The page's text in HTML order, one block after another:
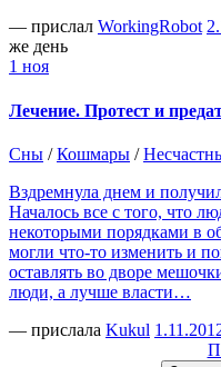
— прислал WorkingRobot
же день
1 ноя
Лечение. Протест и
Сны /Кошмары /
Вздремнула днем и
Началось все с того, что
некоторыми порядками в
могли что-то изменить и
оставлять во дворе
люди, а лучше власти…
— прислала Kukul